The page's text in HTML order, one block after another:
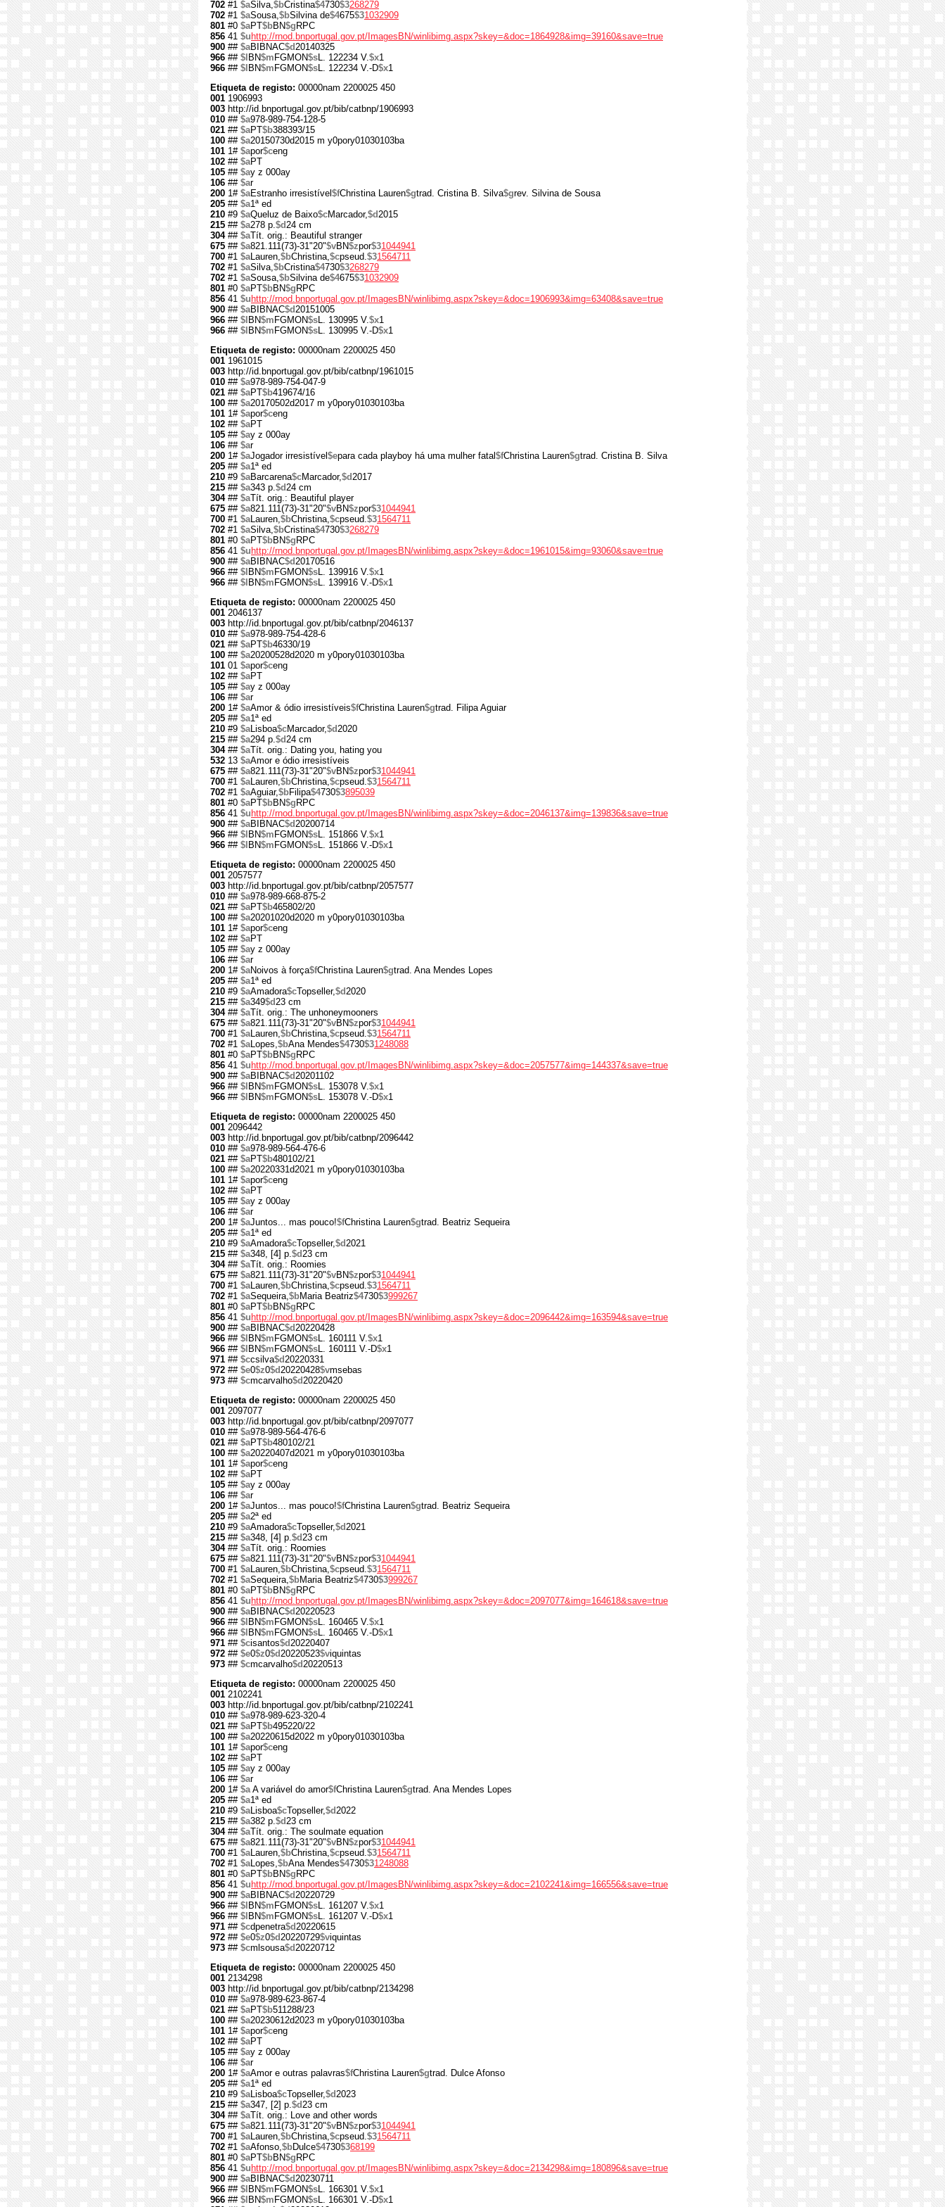
702 #1 $aSilva,$bCristina$4730$3268279
702 #1 $aSousa,$bSilvina de$4675$31032909
801 #0 $aPT$bBN$g RPC
856 41 $u http://rnod.bnportugal.gov.pt/ImagesBN/winlibimg.aspx?skey=&doc=1864928&img=39160&save=true
900 ## $aBIBNAC$d20140325
966 ## $l BN$m FGMON$sL. 122234 V.$x1
966 ## $l BN$m FGMON$sL. 122234 V.-D$x1
Etiqueta de registo: 00000nam 2200025 450
001 1906993
003 http://id.bnportugal.gov.pt/bib/catbnp/1906993
010 ## $a978-989-754-128-5
021 ## $aPT$b388393/15
100 ## $a20150730d2015 m y0pory01030103ba
101 1# $apor$ceng
102 ## $aPT
105 ## $ay z 000ay
106 ## $ar
200 1# $aEstranho irresistível $fChristina Lauren$gtrad. Cristina B. Silva$grev. Silvina de Sousa
205 ## $a1ª ed
210 #9 $aQueluz de Baixo$cMarcador,$d2015
215 ## $a278 p.$d24 cm
304## $aTít. orig.: Beautiful stranger
675 ## $a821.111(73)-31"20"$vBN$zpor$31044941
700 #1 $aLauren,$bChristina,$cpseud.$31564711
702 #1 $aSilva,$bCristina$4730$3268279
702 #1 $aSousa,$bSilvina de$4675$31032909
801 #0 $aPT$bBN$g RPC
856 41 $u http://rnod.bnportugal.gov.pt/ImagesBN/winlibimg.aspx?skey=&doc=1906993&img=63408&save=true
900 ## $aBIBNAC$d20151005
966 ## $l BN$m FGMON$sL. 130995 V.$x1
966 ## $l BN$m FGMON$sL. 130995 V.-D$x1
Etiqueta de registo: 00000nam 2200025 450
001 1961015
003 http://id.bnportugal.gov.pt/bib/catbnp/1961015
010 ## $a978-989-754-047-9
021 ## $aPT$b419674/16
100 ## $a20170502d2017 m y0pory01030103ba
101 1# $apor$ceng
102 ## $aPT
105 ## $ay z 000ay
106 ## $ar
200 1# $aJogador irresistível $epara cada playboy há uma mulher fatal$fChristina Lauren$gtrad. Cristina B. Silva
205 ## $a1ª ed
210 #9 $aBarcarena$cMarcador,$d2017
215 ## $a343 p.$d24 cm
304## $aTít. orig.: Beautiful player
675 ## $a821.111(73)-31"20"$vBN$zpor$31044941
700 #1 $aLauren,$bChristina,$cpseud.$31564711
702 #1 $aSilva,$bCristina$4730$3268279
801 #0 $aPT$bBN$g RPC
856 41 $u http://rnod.bnportugal.gov.pt/ImagesBN/winlibimg.aspx?skey=&doc=1961015&img=93060&save=true
900 ## $aBIBNAC$d20170516
966 ## $l BN$m FGMON$sL. 139916 V.$x1
966 ## $l BN$m FGMON$sL. 139916 V.-D$x1
Etiqueta de registo: 00000nam 2200025 450
001 2046137
003 http://id.bnportugal.gov.pt/bib/catbnp/2046137
010 ## $a978-989-754-428-6
021 ## $aPT$b46330/19
100 ## $a20200528d2020 m y0pory01030103ba
101 01 $apor$ceng
102 ## $aPT
105 ## $ay z 000ay
106 ## $ar
200 1# $aAmor & ódio irresistíveis$fChristina Lauren$gtrad. Filipa Aguiar
205 ## $a1ª ed
210 #9 $aLisboa$cMarcador,$d2020
215 ## $a294 p.$d24 cm
304## $aTít. orig.: Dating you, hating you
532 13 $aAmor e ódio irresistíveis
675 ## $a821.111(73)-31"20"$vBN$zpor$31044941
700 #1 $aLauren,$bChristina,$cpseud.$31564711
702 #1 $aAguiar,$bFilipa$4730$3895039
801 #0 $aPT$bBN$g RPC
856 41 $u http://rnod.bnportugal.gov.pt/ImagesBN/winlibimg.aspx?skey=&doc=2046137&img=139836&save=true
900 ## $aBIBNAC$d20200714
966 ## $l BN$m FGMON$sL. 151866 V.$x1
966 ## $l BN$m FGMON$sL. 151866 V.-D$x1
Etiqueta de registo: 00000nam 2200025 450
001 2057577
003 http://id.bnportugal.gov.pt/bib/catbnp/2057577
010 ## $a978-989-668-875-2
021 ## $aPT$b465802/20
100 ## $a20201020d2020 m y0pory01030103ba
101 1# $apor$ceng
102 ## $aPT
105 ## $ay z 000ay
106 ## $ar
200 1# $aNoivos à força$fChristina Lauren$gtrad. Ana Mendes Lopes
205 ## $a1ª ed
210 #9 $aAmadora$cTopseller,$d2020
215 ## $a349$d23 cm
304## $aTít. orig.: The unhoneymooners
675 ## $a821.111(73)-31"20"$vBN$zpor$31044941
700 #1 $aLauren,$bChristina,$cpseud.$31564711
702 #1 $aLopes,$bAna Mendes$4730$31248088
801 #0 $aPT$bBN$g RPC
856 41 $u http://rnod.bnportugal.gov.pt/ImagesBN/winlibimg.aspx?skey=&doc=2057577&img=144337&save=true
900 ## $aBIBNAC$d20201102
966 ## $l BN$m FGMON$sL. 153078 V.$x1
966 ## $l BN$m FGMON$sL. 153078 V.-D$x1
Etiqueta de registo: 00000nam 2200025 450
001 2096442
003 http://id.bnportugal.gov.pt/bib/catbnp/2096442
010 ## $a978-989-564-476-6
021 ## $aPT$b480102/21
100 ## $a20220331d2021 m y0pory01030103ba
101 1# $apor$ceng
102 ## $aPT
105 ## $ay z 000ay
106 ## $ar
200 1# $aJuntos... mas pouco!$fChristina Lauren$gtrad. Beatriz Sequeira
205 ## $a1ª ed
210 #9 $aAmadora$cTopseller,$d2021
215 ## $a348, [4] p.$d23 cm
304## $aTít. orig.: Roomies
675 ## $a821.111(73)-31"20"$vBN$zpor$31044941
700 #1 $aLauren,$bChristina,$cpseud.$31564711
702 #1 $aSequeira,$bMaria Beatriz$4730$3999267
801 #0 $aPT$bBN$g RPC
856 41 $u http://rnod.bnportugal.gov.pt/ImagesBN/winlibimg.aspx?skey=&doc=2096442&img=163594&save=true
900 ## $aBIBNAC$d20220428
966 ## $l BN$m FGMON$sL. 160111 V.$x1
966 ## $l BN$m FGMON$sL. 160111 V.-D$x1
971 ## $ccsilva$d20220331
972 ## $e0$z0$d20220428$vmsebas
973 ## $cmcarvalho$d20220420
Etiqueta de registo: 00000nam 2200025 450
001 2097077
003 http://id.bnportugal.gov.pt/bib/catbnp/2097077
010 ## $a978-989-564-476-6
021 ## $aPT$b480102/21
100 ## $a20220407d2021 m y0pory01030103ba
101 1# $apor$ceng
102 ## $aPT
105 ## $ay z 000ay
106 ## $ar
200 1# $aJuntos... mas pouco!$fChristina Lauren$gtrad. Beatriz Sequeira
205 ## $a2ª ed
210 #9 $aAmadora$cTopseller,$d2021
215 ## $a348, [4] p.$d23 cm
304## $aTít. orig.: Roomies
675 ## $a821.111(73)-31"20"$vBN$zpor$31044941
700 #1 $aLauren,$bChristina,$cpseud.$31564711
702 #1 $aSequeira,$bMaria Beatriz$4730$3999267
801 #0 $aPT$bBN$g RPC
856 41 $u http://rnod.bnportugal.gov.pt/ImagesBN/winlibimg.aspx?skey=&doc=2097077&img=164618&save=true
900 ## $aBIBNAC$d20220523
966 ## $l BN$m FGMON$sL. 160465 V.$x1
966 ## $l BN$m FGMON$sL. 160465 V.-D$x1
971 ## $cisantos$d20220407
972 ## $e0$z0$d20220523$viquintas
973 ## $cmcarvalho$d20220513
Etiqueta de registo: 00000nam 2200025 450
001 2102241
003 http://id.bnportugal.gov.pt/bib/catbnp/2102241
010 ## $a978-989-623-320-4
021 ## $aPT$b495220/22
100 ## $a20220615d2022 m y0pory01030103ba
101 1# $apor$ceng
102 ## $aPT
105 ## $ay z 000ay
106 ## $ar
200 1# $aA variável do amor$fChristina Lauren$gtrad. Ana Mendes Lopes
205 ## $a1ª ed
210 #9 $aLisboa$cTopseller,$d2022
215 ## $a382 p.$d23 cm
304## $aTít. orig.: The soulmate equation
675 ## $a821.111(73)-31"20"$vBN$zpor$31044941
700 #1 $aLauren,$bChristina,$cpseud.$31564711
702 #1 $aLopes,$bAna Mendes$4730$31248088
801 #0 $aPT$bBN$g RPC
856 41 $u http://rnod.bnportugal.gov.pt/ImagesBN/winlibimg.aspx?skey=&doc=2102241&img=166556&save=true
900 ## $aBIBNAC$d20220729
966 ## $l BN$m FGMON$sL. 161207 V.$x1
966 ## $l BN$m FGMON$sL. 161207 V.-D$x1
971 ## $cdpenetra$d20220615
972 ## $e0$z0$d20220729$viquintas
973 ## $cmlsousa$d20220712
Etiqueta de registo: 00000nam 2200025 450
001 2134298
003 http://id.bnportugal.gov.pt/bib/catbnp/2134298
010 ## $a978-989-623-867-4
021 ## $aPT$b511288/23
100 ## $a20230612d2023 m y0pory01030103ba
101 1# $apor$ceng
102 ## $aPT
105 ## $ay z 000ay
106 ## $ar
200 1# $aAmor e outras palavras$fChristina Lauren$gtrad. Dulce Afonso
205 ## $a1ª ed
210 #9 $aLisboa$cTopseller,$d2023
215 ## $a347, [2] p.$d23 cm
304## $aTít. orig.: Love and other words
675 ## $a821.111(73)-31"20"$vBN$zpor$31044941
700 #1 $aLauren,$bChristina,$cpseud.$31564711
702 #1 $aAfonso,$bDulce$4730$368199
801 #0 $aPT$bBN$g RPC
856 41 $u http://rnod.bnportugal.gov.pt/ImagesBN/winlibimg.aspx?skey=&doc=2134298&img=180896&save=true
900 ## $aBIBNAC$d20230711
966 ## $l BN$m FGMON$sL. 166301 V.$x1
966 ## $l BN$m FGMON$sL. 166301 V.-D$x1